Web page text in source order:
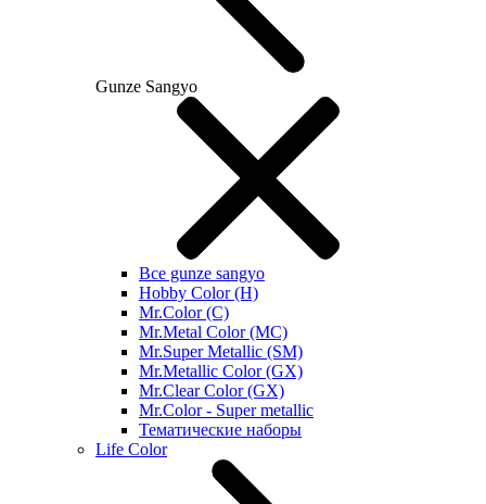
Gunze Sangyo
Все gunze sangyo
Hobby Color (H)
Mr.Color (C)
Mr.Metal Color (MC)
Mr.Super Metallic (SM)
Mr.Metallic Color (GX)
Mr.Clear Color (GX)
Mr.Color - Super metallic
Тематические наборы
Life Color